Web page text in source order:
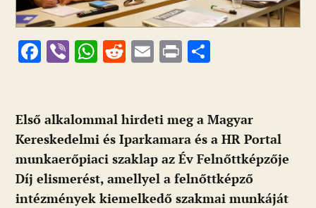
F
b
o
o
k
Vi W
s
A
p
p
R
di
t
E
l
Pr
m
e
g
Első alkalommal hirdeti meg a Magyar
Kereskedelmi és Iparkamara és a HR Portal
munkaerőpiaci szaklap az Év Felnőttképzője
Díj elismerést, amellyel a felnőttképző
intézmények kiemelkedő szakmai munkáját